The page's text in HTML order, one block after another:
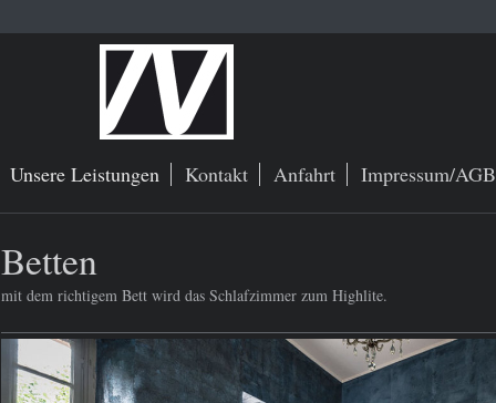
Unsere Leistungen Kontakt Anfahrt Impressum/AGB
Betten
mit dem richtigem Bett wird das Schlafzimmer zum Highlite.